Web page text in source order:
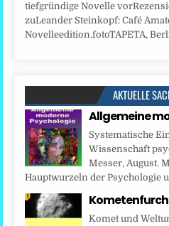
tiefgründige Novelle
zuLeander Steinkopf: Café
Novelleedition.fotoTAPETA,
AKTUELLE
Allgemeine
Systematische
Wissenschaft
Messer, August.
Hauptwurzeln der Psychologie
Komet und